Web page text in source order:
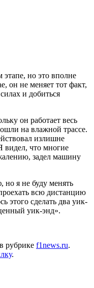
но это вполне
он не меняет тот факт,
и добиться
он работает весь
на влажной трассе.
излишне
видел, что многие
задел машину
я не буду менять
всю дистанцию
этого сделать два уик-
уик-энд».
в рубрике f1news.ru.
.